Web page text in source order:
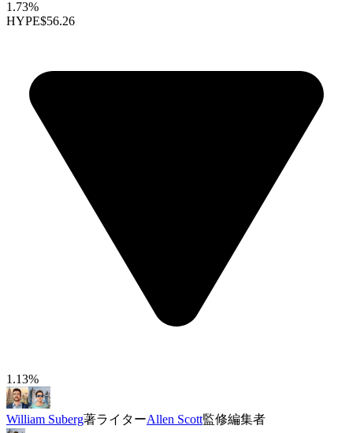
1.73%
HYPE$56.26
1.13%
William Suberg著ライターAllen Scott監修編集者